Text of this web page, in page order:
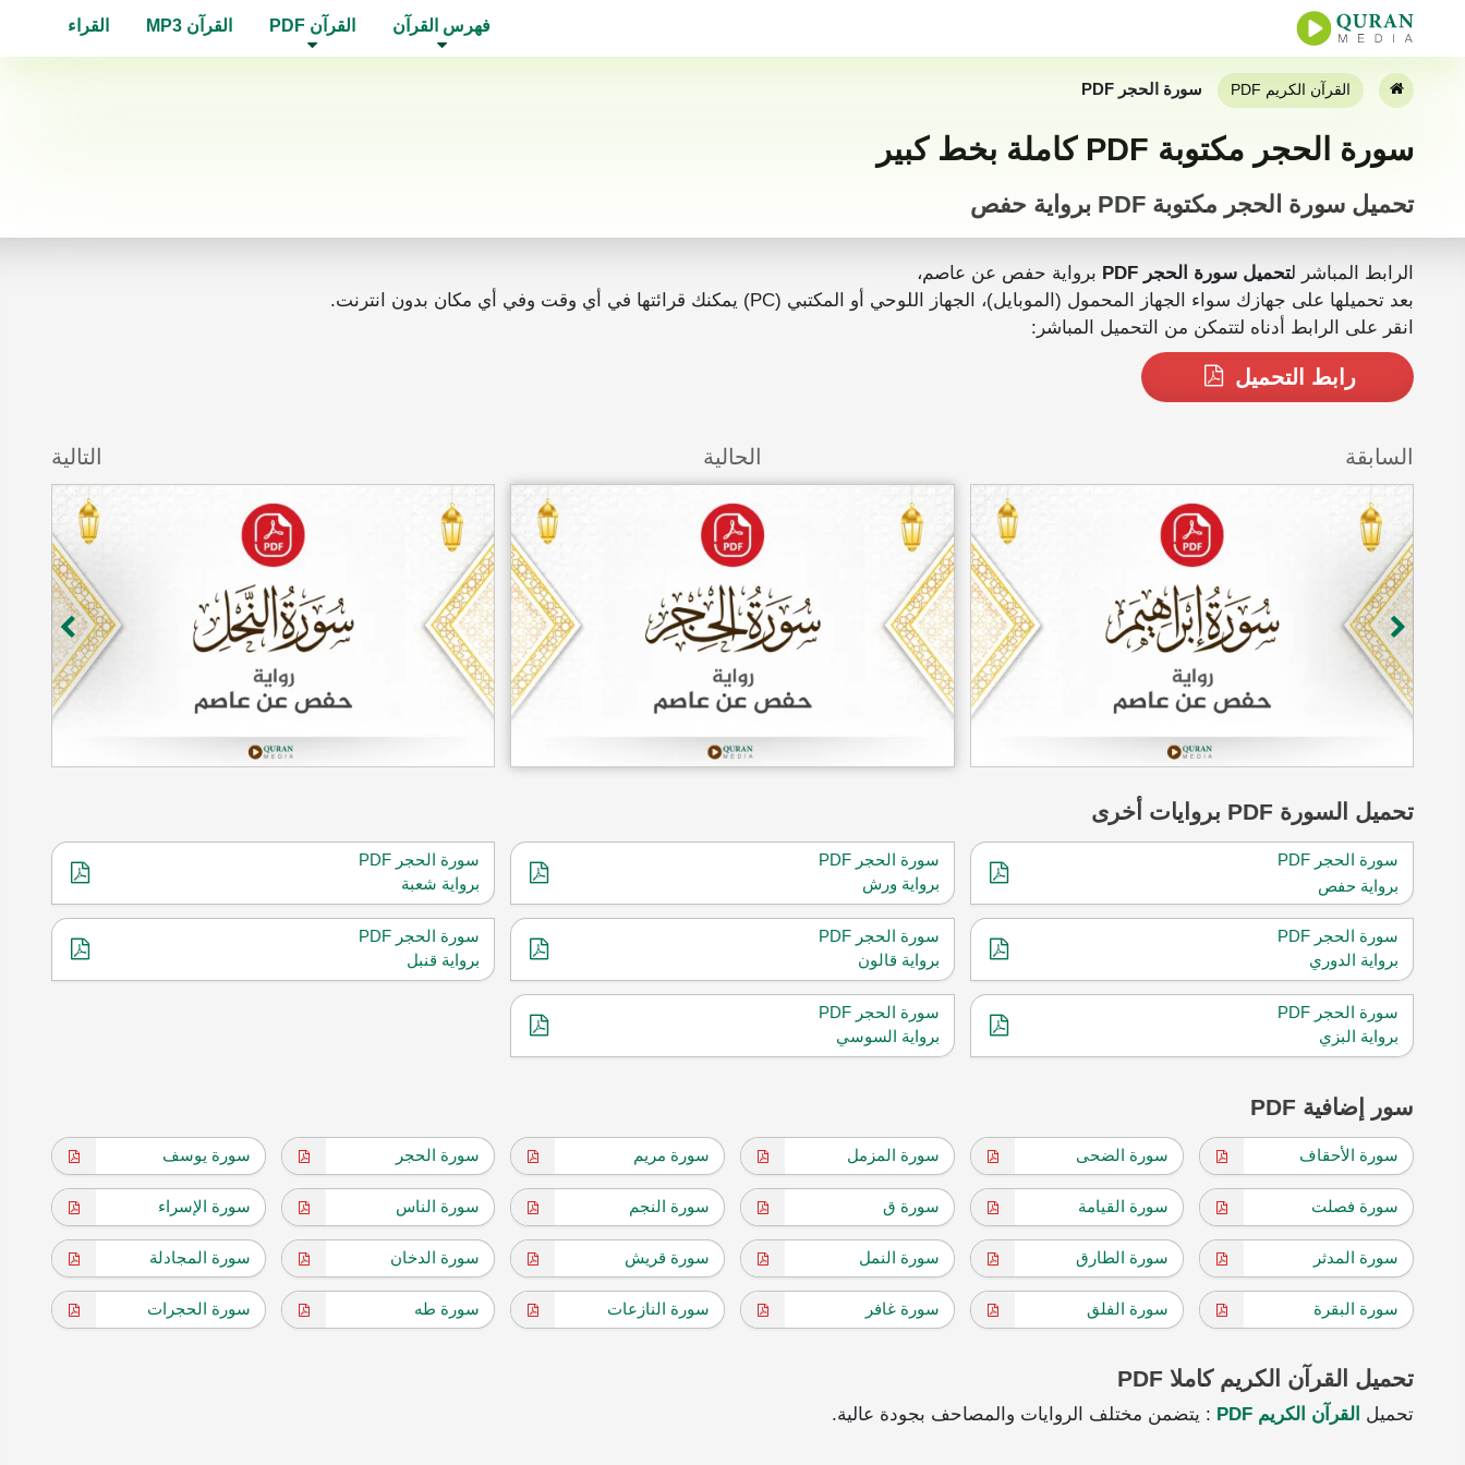
فهرس القرآن القرآن PDF القرآن MP3 القراء
القرآن الكريم PDF سورة الحجر PDF
سورة الحجر مكتوبة PDF كاملة بخط كبير
تحميل سورة الحجر مكتوبة PDF برواية حفص
الرابط المباشر لتحميل سورة الحجر PDF
برواية حفص عن عاصم،
بعد تحميلها على جهازك سواء الجهاز المحمول (الموبايل)، الجهاز اللوحي أو المكتبي (PC) يمكنك قرائتها في أي وقت وفي أي مكان بدون انترنت.
انقر على الرابط أدناه لتتمكن من التحميل المباشر:
رابط التحميل
الحالية السابقة التالية
تحميل السورة
سورة الحجر PDF
برواية حفص
سورة الحجر PDF
برواية ورش
سورة الحجر PDF
برواية شعبة
سورة الحجر PDF
برواية الدوري
سورة الحجر PDF
برواية قالون
سورة الحجر PDF
برواية قنبل
سورة الحجر PDF
برواية البزي
سورة الحجر PDF
برواية السوسي
سور إضافية PDF
سورة الأحقاف سورة الضحى سورة المزمل سورة مريم سورة الحجر سورة يوسف
سورة فصلت سورة القيامة سورة ق سورة النجم سورة الناس سورة الإسراء
سورة المدثر سورة الطارق سورة النمل سورة قريش سورة الدخان سورة المجادلة
سورة البقرة سورة الفلق سورة غافر سورة النازعات سورة طه سورة الحجرات
تحميل القرآن الكريم كاملا PDF
تحميل القرآن الكريم PDF : يتضمن مختلف الروايات والمصاحف بجودة عالية.